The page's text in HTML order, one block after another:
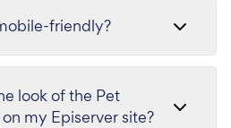
friendly?
look of the Pet
my Episerver site?